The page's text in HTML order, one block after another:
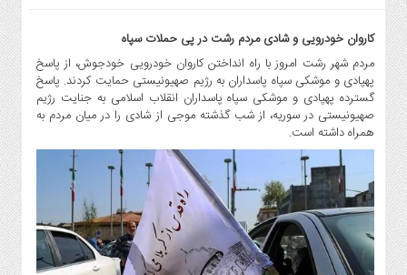
الملل
گزارش
یادداشت
سیاست
حفظ
حریم
خصوصی
منوی
اصلی
خانه
اخبار
کاروان خودرویی و شادی مردم رشت در پی حملات سپاه
مردم شهر رشت امروز با راه انداختن کاروان خودرویی خودجوش، از پاسخ
پهپادی و موشکی سپاه پاسداران به رژیم صهیونیستی حمایت کردند. پاسخ
گسترده پهپادی و موشکی سپاه پاسداران انقلاب اسلامی به جنایت رژیم
صهیونیستی در سوریه، از شب گذشته موجی از شادی را در میان مردم به
همراه داشته است.